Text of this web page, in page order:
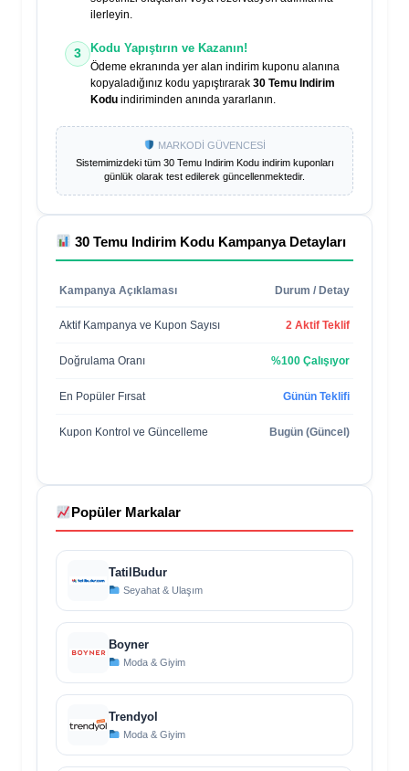
ilerleyin.
3 Kodu Yapıştırın ve Kazanın!
Ödeme ekranında yer alan indirim kuponu alanına
kopyaladığınız kodu yapıştırarak 30 Temu Indirim
Kodu indiriminden anında yararlanın.
MARKODİ GÜVENCESİ
Sistemimizdeki tüm 30 Temu Indirim Koduindirim kuponları
günlük olarak test edilerek güncellenmektedir.
30 Temu Indirim Kodu Kampanya Detayları
Kampanya Açıklaması Durum / Detay
Aktif Kampanya ve Kupon Sayısı 2 Aktif Teklif
Doğrulama Oranı %100 Çalışıyor
En Popüler Fırsat Günün Teklifi
Kupon Kontrol ve Güncelleme Bugün (Güncel)
Popüler Markalar
TatilBudur
Seyahat & Ulaşım
Boyner
Moda & Giyim
Trendyol
Moda & Giyim